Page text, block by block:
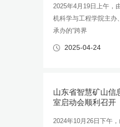
2025年4月19日上午，
机科学与工程学院主办
承办的“跨界
2025-04-24
山东省智慧矿山信
室启动会顺利召开
2024年10月26日下午